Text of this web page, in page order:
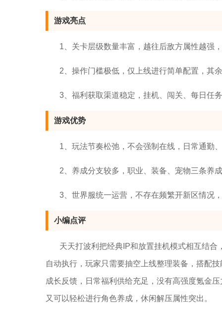
游戏亮点
1、关卡层级数量丰富，越往后敌方属性越强
2、操作门槛极低，仅上线进行简单配置，其
3、福利获取渠道稳定，挂机、闯关、每日任
游戏优势
1、玩法节奏松弛，不会强制在线，日常通勤
2、养成分支较多，职业、装备、宠物三条养
3、世界服统一运营，不存在频繁开新区情况
小编点评
天天打波利把经典IP和放置挂机模式相互结
自动执行，玩家只需要抽空上线整理装备，搭配
成长反馈，日常福利供给充足，没有高强度氪金
又可以轻松进行角色养成，休闲解压属性突出。